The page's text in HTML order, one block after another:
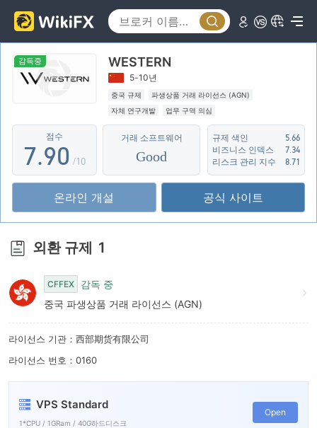
감독중 WESTERN
5-10년
중국 규제
파생상품 거래 라이선스 (AGN)
자체 연구개발
업무 구역 의심
점수
2
3
4
6
7
8
9
.
4
5
6
8
90
1
2
3
4
5
6
7
8
9
/10
거래 소프트웨어
Good
규제 색인
5.66
비즈니스 인덱스
7.34
리스크 관리 지수
8.71
온라인 개설 공식 사이트
외환 규제 1
CFFEX
감독 중
중국 파생상품 거래 라이선스 (AGN)
라이선스 기관：西部期货有限公司
라이선스 번호：0160
VPS Standard
1*CPU / 1GRam / 40G하드디스크
Open